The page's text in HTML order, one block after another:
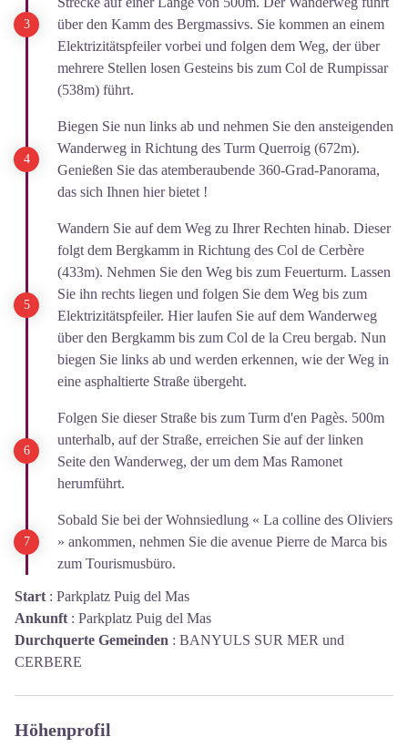
über den Kamm des Bergmassivs. Sie kommen an einem
Elektrizitätspfeiler vorbei und folgen dem Weg, der über
mehrere Stellen losen Gesteins bis zum Col de Rumpissar
(538m) führt.
Biegen Sie nun links ab und nehmen Sie den ansteigenden
Wanderweg in Richtung des Turm Querroig (672m).
Genießen Sie das atemberaubende 360-Grad-Panorama,
das sich Ihnen hier bietet !
Wandern Sie auf dem Weg zu Ihrer Rechten hinab. Dieser
folgt dem Bergkamm in Richtung des Col de Cerbère
(433m). Nehmen Sie den Weg bis zum Feuerturm. Lassen
Sie ihn rechts liegen und folgen Sie dem Weg bis zum
Elektrizitätspfeiler. Hier laufen Sie auf dem Wanderweg
über den Bergkamm bis zum Col de la Creu bergab. Nun
biegen Sie links ab und werden erkennen, wie der Weg in
eine asphaltierte Straße übergeht.
Folgen Sie dieser Straße bis zum Turm d'en Pagès. 500m
unterhalb, auf der Straße, erreichen Sie auf der linken
Seite den Wanderweg, der um dem Mas Ramonet
herumführt.
Sobald Sie bei der Wohnsiedlung « La colline des Oliviers
» ankommen, nehmen Sie die avenue Pierre de Marca bis
zum Tourismusbüro.
Start : Parkplatz Puig del Mas
Ankunft : Parkplatz Puig del Mas
Durchquerte Gemeinden : BANYULS SUR MER und
CERBERE
Höhenprofil